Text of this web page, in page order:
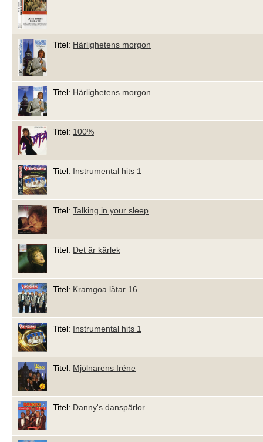
Titel: Härlighetens morgon
Titel: Härlighetens morgon
Titel: 100%
Titel: Instrumental hits 1
Titel: Talking in your sleep
Titel: Det är kärlek
Titel: Kramgoa låtar 16
Titel: Instrumental hits 1
Titel: Mjölnarens Iréne
Titel: Danny's danspärlor